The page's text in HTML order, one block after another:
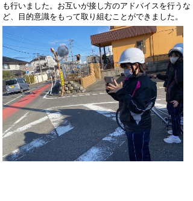
も行いました。お互いが接し方のアドバイスを行うな
ど、目的意識をもって取り組むことができました。